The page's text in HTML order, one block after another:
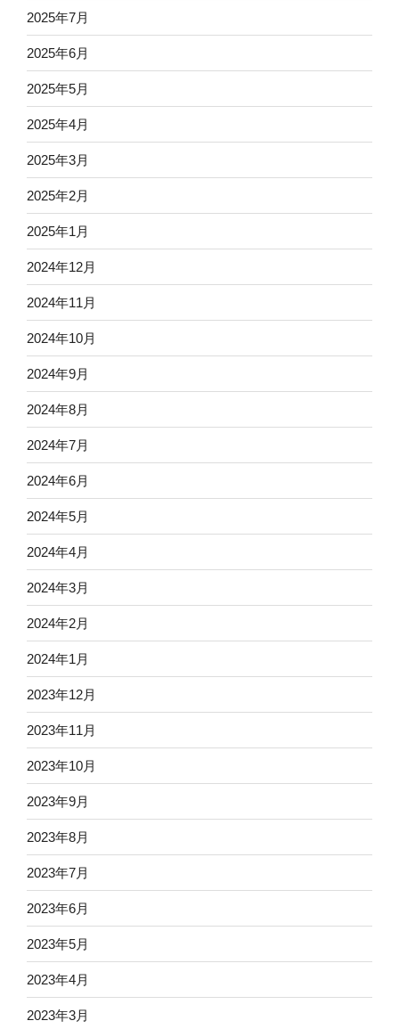
2025年7月
2025年6月
2025年5月
2025年4月
2025年3月
2025年2月
2025年1月
2024年12月
2024年11月
2024年10月
2024年9月
2024年8月
2024年7月
2024年6月
2024年5月
2024年4月
2024年3月
2024年2月
2024年1月
2023年12月
2023年11月
2023年10月
2023年9月
2023年8月
2023年7月
2023年6月
2023年5月
2023年4月
2023年3月